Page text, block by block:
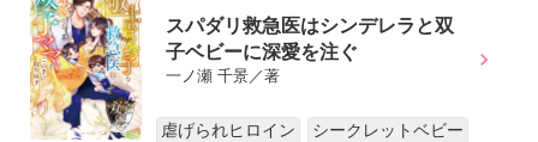
スパダリ救急医はシンデレラと双
子ベビーに深愛を注ぐ
一ノ瀬 千景／著
虐げられヒロイン
シークレットベビー